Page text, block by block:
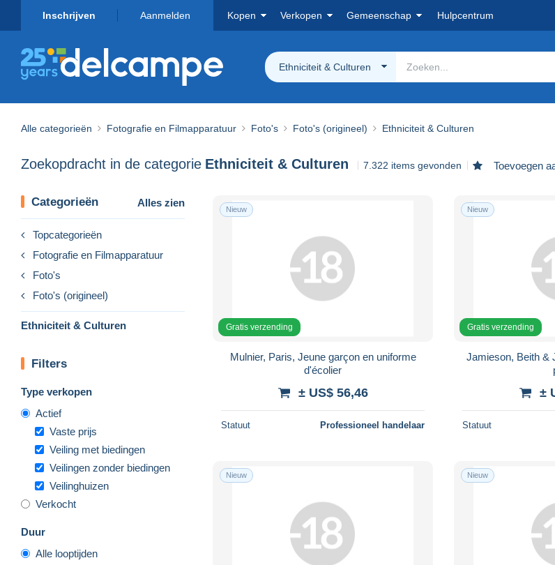
Inschrijven Aanmelden Kopen Verkopen Gemeenschap Hulpcentrum
Ethniciteit & Culturen
Alle categorieën Fotografie en Filmapparatuur Foto's Foto's (origineel) Ethniciteit & Culturen
Zoekopdracht in de categorie Ethniciteit & Culturen 7.322 items gevonden Toevoegen
Categorieën Alles zien
Topcategorieën
Fotografie en Filmapparatuur
Foto's
Foto's (origineel)
Ethniciteit & Culturen
Filters
Type verkopen
Actief
Vaste prijs
Veiling met biedingen
Veilingen zonder biedingen
Veilinghuizen
Verkocht
Duur
Alle looptijden
Nieuw
Gratis verzending
Mulnier, Paris, Jeune garçon en uniforme
d'écolier
± US$ 56,46
Statuut Professioneel handelaar
Nieuw
Gratis verzending
Jamieson, Beith &
±
Statuut
Nieuw Nieuw